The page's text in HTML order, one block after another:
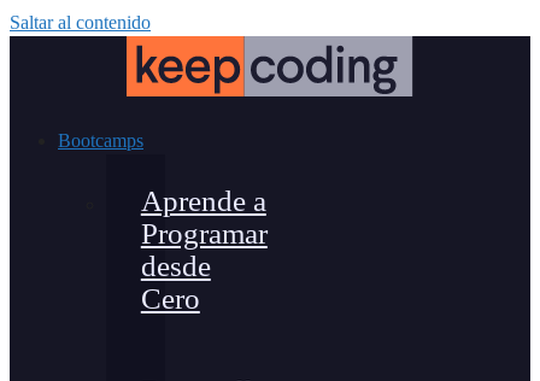
Saltar al contenido
Bootcamps
Aprende a
Programar
desde
Cero